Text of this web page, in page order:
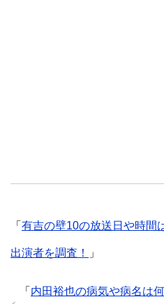
「 有吉の壁10の放送日や時間
出演者を調査！ 」
「 内田裕也の病気や病名は